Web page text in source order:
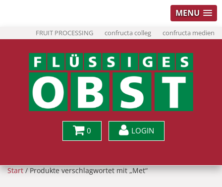
MENU
FRUIT PROCESSING confructa colleg confructa medien
0 LOGIN
Start/ Produkte verschlagwortet mit „Met“